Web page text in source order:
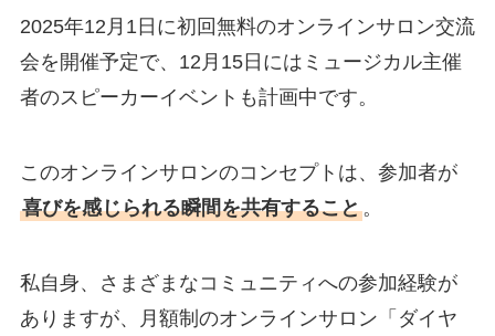
2025年12月1日に初回無料のオンラインサロン交流
会を開催予定で、12月15日にはミュージカル主催
者のスピーカーイベントも計画中です。
このオンラインサロンのコンセプトは、参加者が
喜びを感じられる瞬間を共有すること。
私自身、さまざまなコミュニティへの参加経験が
ありますが、月額制のオンラインサロン「ダイヤ